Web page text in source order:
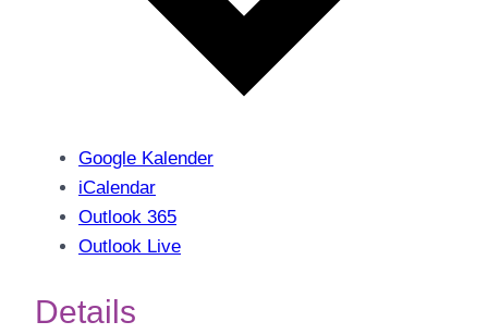
Google Kalender
iCalendar
Outlook 365
Outlook Live
Details